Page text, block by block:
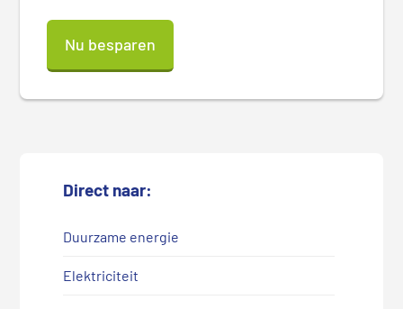
Nu besparen
Direct naar:
Duurzame energie
Elektriciteit